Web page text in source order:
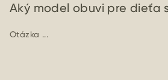
Aký model obuvi pre dieťa
Otázka ...